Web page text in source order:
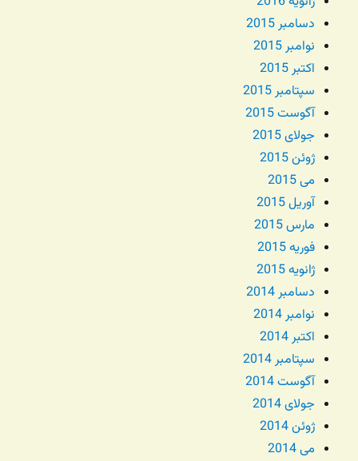
دسامبر 2015
نوامبر 2015
اکتبر 2015
سپتامبر 2015
آگوست 2015
جولای 2015
ژوئن 2015
می 2015
آوریل 2015
مارس 2015
فوریه 2015
ژانویه 2015
دسامبر 2014
نوامبر 2014
اکتبر 2014
سپتامبر 2014
آگوست 2014
جولای 2014
ژوئن 2014
می 2014